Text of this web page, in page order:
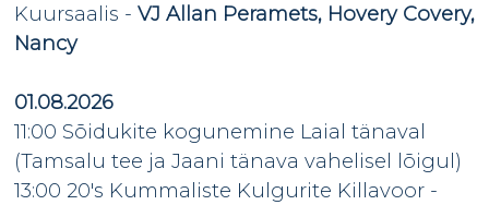
Kuursaalis - VJ Allan Peramets, Hovery Covery,
Nancy
01.08.2026
11:00 Sõidukite kogunemine Laial tänaval
(Tamsalu tee ja Jaani tänava vahelisel lõigul)
13:00 20's Kummaliste Kulgurite Killavoor -